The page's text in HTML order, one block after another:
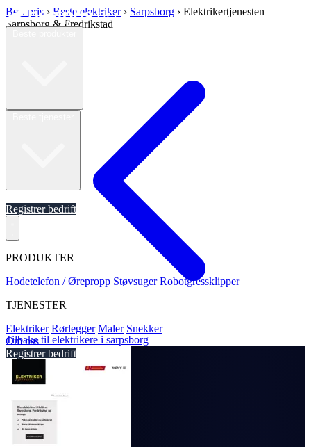
Registrer bedrift
PRODUKTER
Hodetelefon / Ørepropp Støvsuger Robotgressklipper
TJENESTER
Elektriker Rørlegger Maler Snekker
Om oss
Registrer bedrift
Best pris › Beste elektriker › Sarpsborg › Elektrikertjenesten
Sarpsborg & Fredrikstad
Tilbake til elektrikere i sarpsborg